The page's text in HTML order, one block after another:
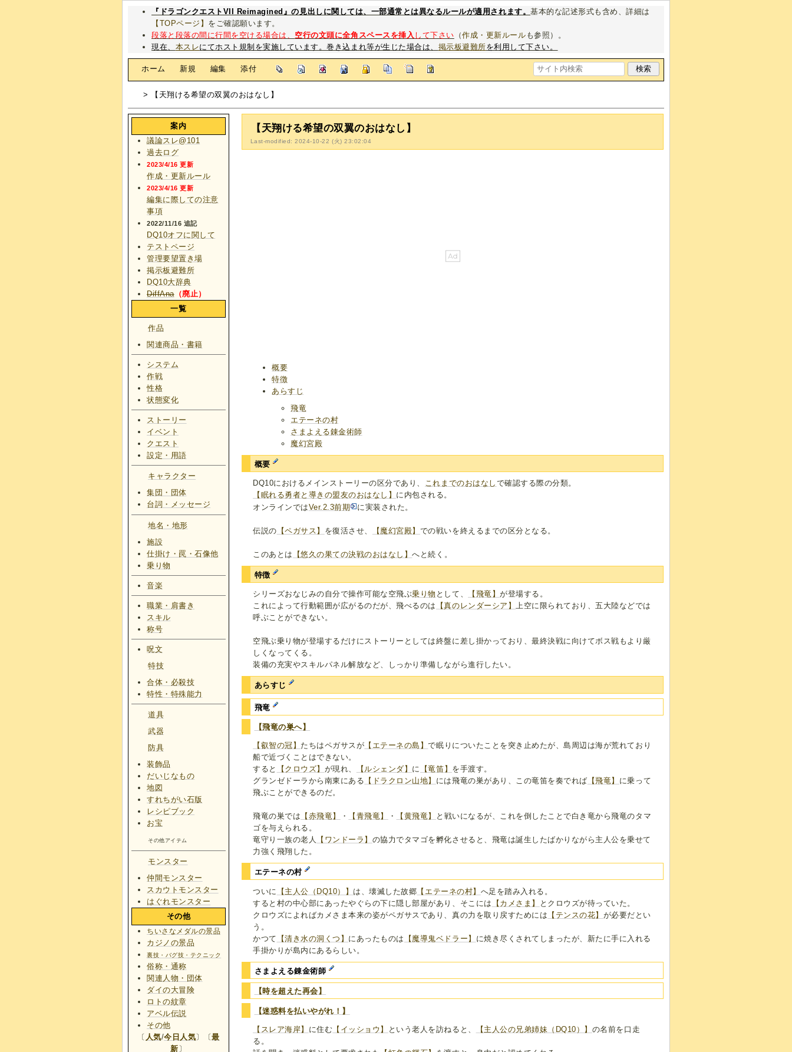
『ドラゴンクエストVII Reimagined』の見出しに関しては、一部通常とは異なるルールが適用されます。基本的な記述形式も含め、詳細は
【TOPページ】 をご確認願います。
段落と段落の間に行間を空ける場合は、 空行の文頭に全角スペースを挿入 して下さい （作成・更新ルール も参照）。
現在、 本スレにてホスト規制を実施しています。巻き込まれ等が生じた場合は、 掲示板避難所を利用して下さい。
ホーム 新規 編集 添付
> 【天翔ける希望の双翼のおはなし】
【天翔ける希望の双翼のおはなし】
Last-modified: 2024-10-22 (火) 23:02:04
概要
特徴
あらすじ
飛竜
エテーネの村
さまよえる錬金術師
魔幻宮殿
概要
DQ10におけるメインストーリーの区分であり、 これまでのおはなし で確認する際の分類。
【眠れる勇者と導きの盟友のおはなし】 に内包される。
オンラインではVer.2.3前期 に実装された。
伝説の 【ペガサス】 を復活させ、 【魔幻宮殿】 での戦いを終えるまでの区分となる。
このあとは 【悠久の果ての決戦のおはなし】へと続く。
特徴
シリーズおなじみの自分で操作可能な空飛ぶ乗り物 として、 【飛竜】が登場する。
これによって行動範囲が広がるのだが、飛べるのは
【真のレンダーシア】上空に限られており、五大陸などでは
呼ぶことができない。
空飛ぶ乗り物が登場するだけにストーリーとしては終盤に差し掛かっており、最終決戦に向けてボス戦もより厳
しくなってくる。
装備の充実やスキルパネル解放など、しっかり準備しながら進行したい。
あらすじ
飛竜
【飛竜の巣へ】
【叡智の冠】 たちはペガサスが 【エテーネの島】で眠りについたことを突き止めたが、島周辺は海が荒れており
船で近づくことはできない。
すると
【クロウズ】 が現れ、 【ルシェンダ】 に 【竜笛】 を手渡す。
グランゼドーラから南東にある 【ドラクロン山地】 には飛竜の巣があり、この竜笛を奏でれば 【飛竜】 に乗って
飛ぶことができるのだ。
飛竜の巣では 【赤飛竜】 ・ 【青飛竜】 ・ 【黄飛竜】
と戦いになるが、これを倒したことで白き竜から飛竜のタマ
ゴを与えられる。
竜守り一族の老人
【ワンドーラ】 の協力でタマゴを孵化させると、飛竜は誕生したばかりながら主人公を乗せて
力強く飛翔した。
エテーネの村
ついに 【主人公（DQ10）】 は、壊滅した故郷 【エテーネの村】 へ足を踏み入れる。
すると村の中心部にあったやぐらの下に隠し部屋があり、そこには
【カメさま】
とクロウズが待っていた。
クロウズによればカメさま本来の姿がペガサスであり、真の力を取り戻すためには 【テンスの花】 が必要だとい
う。
かつて
【清き水の洞くつ】 にあったものは 【魔導鬼ベドラー】 に焼き尽くされてしまったが、新たに手に入れる
手掛かりが島内にあるらしい。
さまよえる錬金術師
【時を超えた再会】
【迷惑料を払いやがれ！】
【スレア海岸】 に住む 【イッショウ】 という老人を訪ねると、 【主人公の兄弟姉妹（DQ10）】 の名前を口走
る。
案内
議論スレ@101
過去ログ
2023/4/16 更新
作成・更新ルール
2023/4/16 更新
編集に際しての注意
事項
2022/11/16 追記
DQ10オフに関して
テストページ
管理要望置き場
掲示板避難所
DQ10大辞典
DiffAna（廃止）
一覧
作品
関連商品・書籍
システム
作戦
性格
状態変化
ストーリー
イベント
クエスト
設定・用語
キャラクター
集団・団体
台詞・メッセージ
地名・地形
施設
仕掛け・罠・石像他
乗り物
音楽
職業・肩書き
スキル
称号
呪文
特技
合体・必殺技
特性・特殊能力
道具
武器
防具
装飾品
だいじなもの
地図
すれちがい石版
レシピブック
お宝
その他アイテム
モンスター
仲間モンスター
スカウトモンスター
はぐれモンスター
その他
ちいさなメダルの景品
カジノの景品
裏技・バグ技・テクニック
俗称・通称
関連人物・団体
ダイの大冒険
ロトの紋章
アベル伝説
その他
〔 人気/今日人気〕〔最
新 〕